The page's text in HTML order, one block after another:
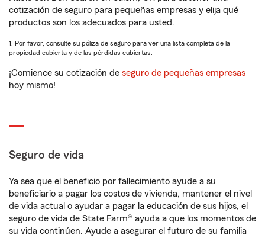
cotización de seguro para pequeñas empresas y elija qué
productos son los adecuados para usted.
1. Por favor, consulte su póliza de seguro para ver una lista completa de la
propiedad cubierta y de las pérdidas cubiertas.
¡Comience su cotización de seguro de pequeñas empresas
hoy mismo!
Seguro de vida
Ya sea que el beneficio por fallecimiento ayude a su
beneficiario a pagar los costos de vivienda, mantener el nivel
de vida actual o ayudar a pagar la educación de sus hijos, el
seguro de vida de State Farm® ayuda a que los momentos de
su vida continúen. Ayude a asegurar el futuro de su familia